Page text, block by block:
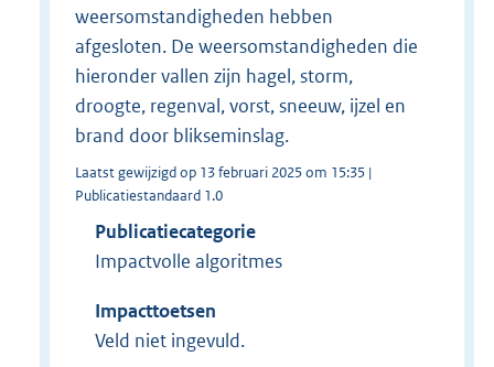
weersomstandigheden hebben
afgesloten. De weersomstandigheden die
hieronder vallen zijn hagel, storm,
droogte, regenval, vorst, sneeuw, ijzel en
brand door blikseminslag.
Laatst gewijzigd op 13 februari 2025 om 15:35 |
Publicatiestandaard 1.0
Publicatiecategorie
Impactvolle algoritmes
Impacttoetsen
Veld niet ingevuld.